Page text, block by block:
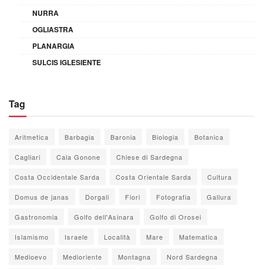
NURRA
OGLIASTRA
PLANARGIA
SULCIS IGLESIENTE
Tag
Aritmetica Barbagia Baronia Biologia Botanica
Cagliari Cala Gonone Chiese di Sardegna
Costa Occidentale Sarda Costa Orientale Sarda Cultura
Domus de janas Dorgali Fiori Fotografia Gallura
Gastronomia Golfo dell'Asinara Golfo di Orosei
Islamismo Israele Località Mare Matematica
Medioevo Medioriente Montagna Nord Sardegna